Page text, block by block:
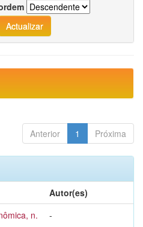
Anterior 1 Próxima
Autor(es)
n.
-